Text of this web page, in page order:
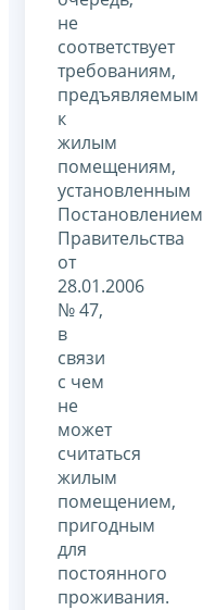
не
соответствует
требованиям,
предъявляемым
к
жилым
помещениям,
установленным
Постановлением
Правительства
от
28.01.2006
№ 47,
в
связи
с чем
не
может
считаться
жилым
помещением,
пригодным
для
постоянного
проживания.